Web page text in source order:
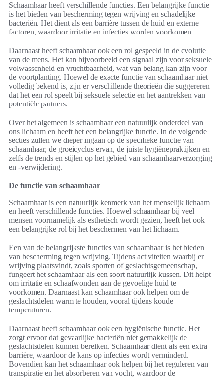
Schaamhaar heeft verschillende functies. Een belangrijke functie
is het bieden van bescherming tegen wrijving en schadelijke
bacteriën. Het dient als een barrière tussen de huid en externe
factoren, waardoor irritatie en infecties worden voorkomen.
Daarnaast heeft schaamhaar ook een rol gespeeld in de evolutie
van de mens. Het kan bijvoorbeeld een signaal zijn voor seksuele
volwassenheid en vruchtbaarheid, wat van belang kan zijn voor
de voortplanting. Hoewel de exacte functie van schaamhaar niet
volledig bekend is, zijn er verschillende theorieën die suggereren
dat het een rol speelt bij seksuele selectie en het aantrekken van
potentiële partners.
Over het algemeen is schaamhaar een natuurlijk onderdeel van
ons lichaam en heeft het een belangrijke functie. In de volgende
secties zullen we dieper ingaan op de specifieke functie van
schaamhaar, de groeicyclus ervan, de juiste hygiënepraktijken en
zelfs de trends en stijlen op het gebied van schaamhaarverzorging
en -verwijdering.
De functie van schaamhaar
Schaamhaar is een natuurlijk kenmerk van het menselijk lichaam
en heeft verschillende functies. Hoewel schaamhaar bij veel
mensen voornamelijk als esthetisch wordt gezien, heeft het ook
een belangrijke rol bij het beschermen van het lichaam.
Een van de belangrijkste functies van schaamhaar is het bieden
van bescherming tegen wrijving. Tijdens activiteiten waarbij er
wrijving plaatsvindt, zoals sporten of geslachtsgemeenschap,
fungeert het schaamhaar als een soort natuurlijk kussen. Dit helpt
om irritatie en schaafwonden aan de gevoelige huid te
voorkomen. Daarnaast kan schaamhaar ook helpen om de
geslachtsdelen warm te houden, vooral tijdens koude
temperaturen.
Daarnaast heeft schaamhaar ook een hygiënische functie. Het
zorgt ervoor dat gevaarlijke bacteriën niet gemakkelijk de
geslachtsdelen kunnen bereiken. Schaamhaar dient als een extra
barrière, waardoor de kans op infecties wordt verminderd.
Bovendien kan het schaamhaar ook helpen bij het reguleren van
transpiratie en het absorberen van vocht, waardoor de